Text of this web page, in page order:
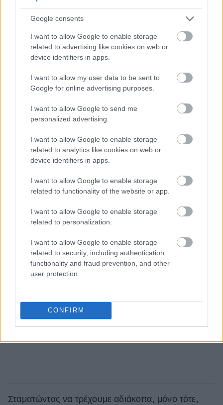
Google consents
I want to allow Google to enable storage
related to advertising like cookies on web or
device identifiers in apps.
I want to allow my user data to be sent to
Google for online advertising purposes.
I want to allow Google to send me
personalized advertising.
I want to allow Google to enable storage
related to analytics like cookies on web or
device identifiers in apps.
I want to allow Google to enable storage
related to functionality of the website or app.
I want to allow Google to enable storage
related to personalization.
I want to allow Google to enable storage
related to security, including authentication
functionality and fraud prevention, and other
user protection.
CONFIRM
Σταματώντας να τρέχουμε αδιάκοπα, μόνο τότε,